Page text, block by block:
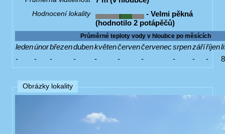
Hodnocení lokality
- Velmi pěkná
(hodnotilo 2 potápěčů)
Průměrné teploty vody v hloubce po měsících
ledenúnorbřezendubenkvětenčervenčervenecsrpenzáříříjen
-
- - - - - - - - -
Obrázky lokality